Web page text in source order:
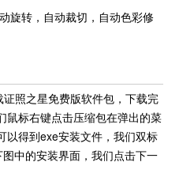
转，自动裁切，自动色彩修
照之星免费版软件包，下载完
鼠标右键点击压缩包在弹出的菜
以得到exe安装文件，我们双标
中的安装界面，我们点击下一